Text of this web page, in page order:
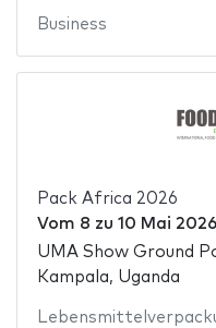
Business
Pack Africa 2026
Vom 8 zu 10 Mai 2026
UMA Show Ground
Kampala, Uganda